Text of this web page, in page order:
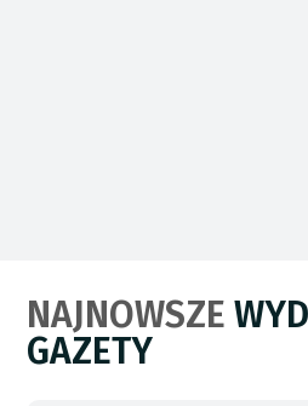
NAJNOWSZE
GAZETY